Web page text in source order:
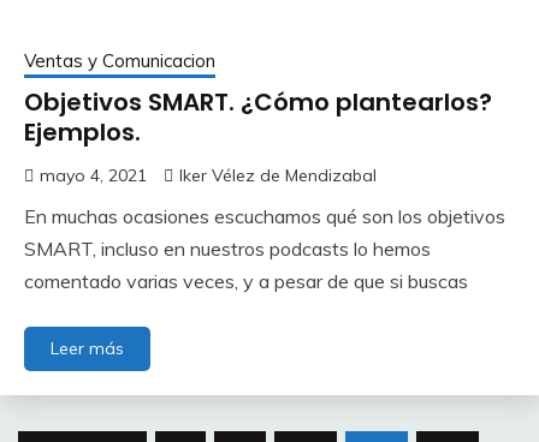
Ventas y Comunicacion
Objetivos SMART. ¿Cómo plantearlos?
Ejemplos.
mayo 4, 2021 Iker Vélez de Mendizabal
En muchas ocasiones escuchamos qué son los objetivos
SMART, incluso en nuestros podcasts lo hemos
comentado varias veces, y a pesar de que si buscas
Leer más